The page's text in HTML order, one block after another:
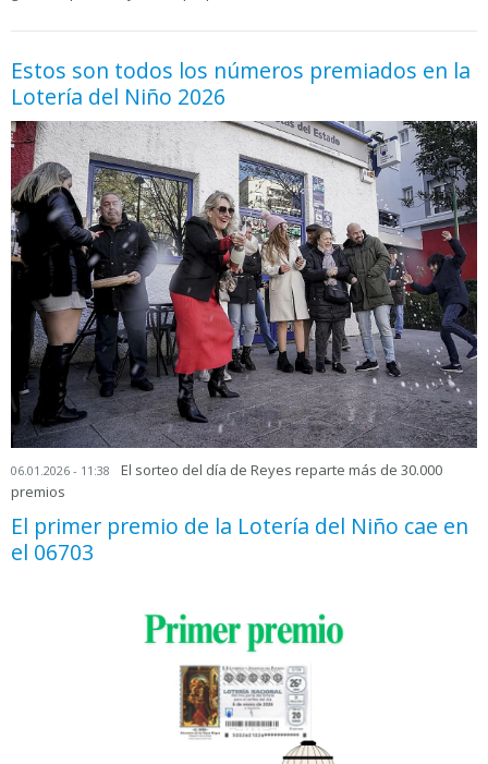
Estos son todos los números premiados en la
Lotería del Niño 2026
06.01.2026 - 11:38
El sorteo del día de Reyes reparte más de 30.000
premios
El primer premio de la Lotería del Niño cae en
el 06703